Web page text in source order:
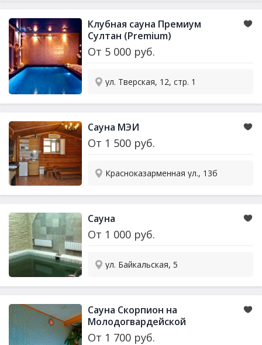
Клубная сауна Премиум
Султан (Premium)
От 5 000 руб.
ул. Тверская, 12, стр. 1
Сауна МЭИ
От 1 500 руб.
Красноказарменная ул., 13б
Сауна
От 1 000 руб.
ул. Байкальская, 5
Сауна Скорпион на
Молодогвардейской
От 1 700 руб.